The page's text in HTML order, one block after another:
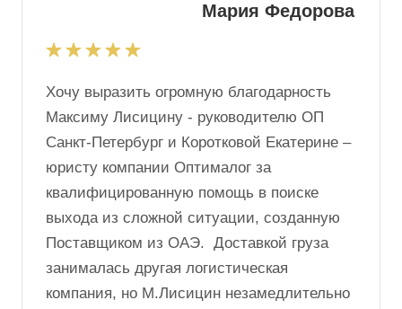
Мария Федорова
Хочу выразить огромную благодарность
Максиму Лисицину - руководителю ОП
Санкт-Петербург и Коротковой Екатерине –
юристу компании Оптималог за
квалифицированную помощь в поиске
выхода из сложной ситуации, созданную
Поставщиком из ОАЭ. Доставкой груза
занималась другая логистическая
компания, но М.Лисицин незамедлительно